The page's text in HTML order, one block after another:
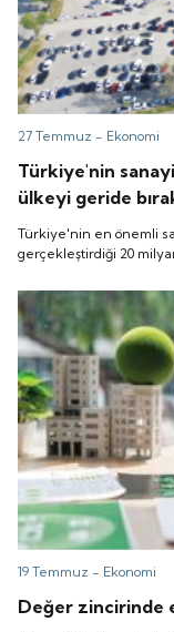
27 Temmuz - Ekonomi
Türkiye'nin
ülkeyi geride
Türkiye'nin en önemli
gerçekleştirdiği 20
19 Temmuz - Ekonomi
Değer zincirinde